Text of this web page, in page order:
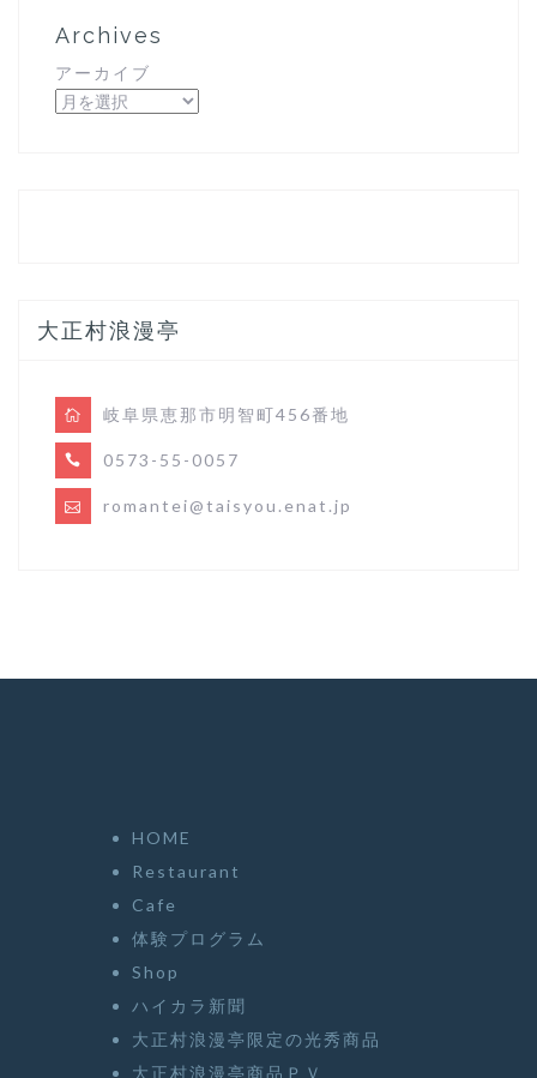
Archives
アーカイブ
大正村浪漫亭
岐阜県恵那市明智町456番地
0573-55-0057
romantei@taisyou.enat.jp
HOME
Restaurant
Cafe
体験プログラム
Shop
ハイカラ新聞
大正村浪漫亭限定の光秀商品
大正村浪漫亭商品ＰＶ